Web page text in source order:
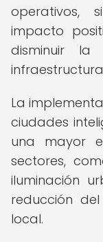
operativos,
impacto
disminuir
La
ciudades
una mayor
sectores,
iluminación
reducción
local.